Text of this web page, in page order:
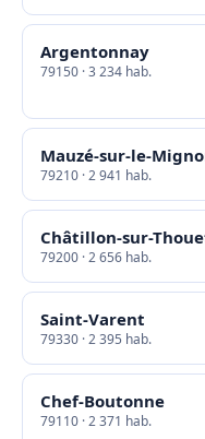
Argentonnay
79150 · 3 234 hab.
Mauzé-sur-le-
79210 · 2 941 hab.
Châtillon-sur-
79200 · 2 656 hab.
Saint-Varent
79330 · 2 395 hab.
Chef-Boutonne
79110 · 2 371 hab.